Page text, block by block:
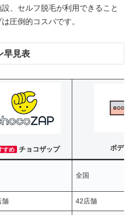
、セルフ脱毛が利用できること
圧倒的コスパです。
早見表
すめ チョコザップ ボデ
全国
舗 42店舗